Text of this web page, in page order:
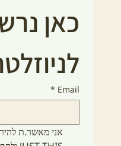
Email
*